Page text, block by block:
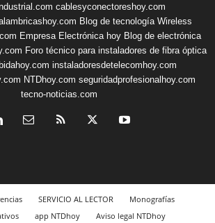
cablesyconectoreshoy.com
Blog de tecnología Wireless
Empresa Electrónica hoy Blog de electrónica
Foro técnico para instaladores de fibra óptica
instaladoresdetelecomhoy.com
NTDhoy.com seguridadprofesionalhoy.com
tecno-noticias.com
SERVICIO AL LECTOR
Monografías
app NTDhoy Aviso legal NTDhoy